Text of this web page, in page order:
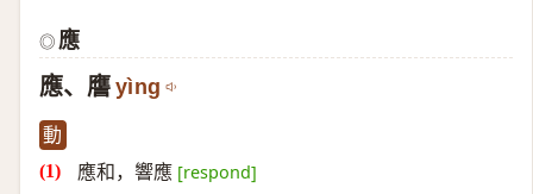
◎ 應
應、譍 yìng
動
應和，響應 [respond]